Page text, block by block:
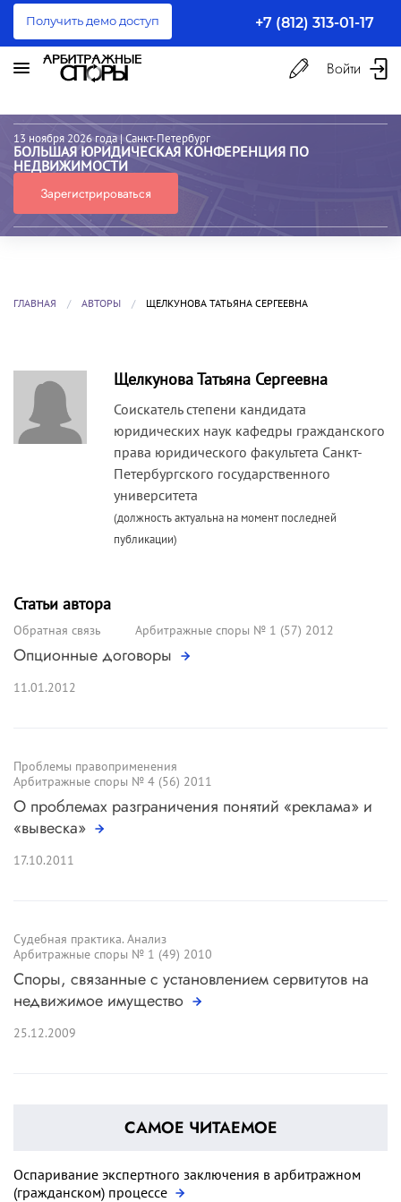
Получить демо доступ +7 (812) 313-01-17
Войти
13 ноября 2026 года | Санкт-Петербург
БОЛЬШАЯ ЮРИДИЧЕСКАЯ КОНФЕРЕНЦИЯ ПО
НЕДВИЖИМОСТИ
Зарегистрироваться
ГЛАВНАЯ АВТОРЫ ЩЕЛКУНОВА ТАТЬЯНА СЕРГЕЕВНА
Щелкунова Татьяна Сергеевна
Соискатель степени кандидата
юридических наук кафедры гражданского
права юридического факультета Санкт-
Петербургского государственного
университета
(должность актуальна на момент последней
публикации)
Статьи автора
Обратная связь Арбитражные споры № 1 (57) 2012
Опционные договоры
11.01.2012
Проблемы правоприменения
Арбитражные споры № 4 (56) 2011
О проблемах разграничения понятий «реклама» и
«вывеска»
17.10.2011
Судебная практика. Анализ
Арбитражные споры № 1 (49) 2010
Споры, связанные с установлением сервитутов на
недвижимое имущество
25.12.2009
САМОЕ ЧИТАЕМОЕ
Оспаривание экспертного заключения в арбитражном
(гражданском) процессе